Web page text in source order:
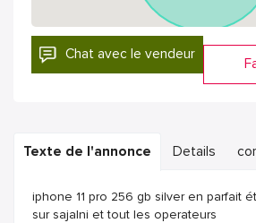
Chat avec le vendeur
Texte de l'annonce Details
iphone 11 pro 256 gb silver en parfait
sur sajalni et tout les operateurs